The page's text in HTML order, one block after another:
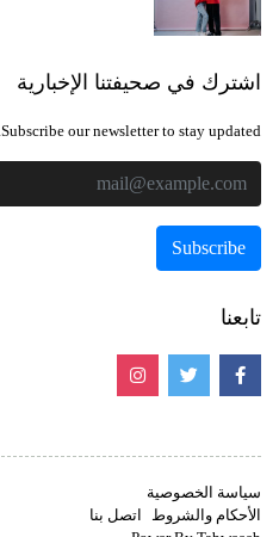
اشترك في صحيفتنا الإخبارية
Subscribe our newsletter to stay updated.
تابعنا
سياسة الخصوصية
الأحكام والشروط
اتصل بنا